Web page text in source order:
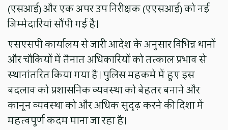
(एसआई) और एक अपर उप निरीक्षक (एएसआई) को नई
जिम्मेदारियां सौंपी गई हैं।
एसएसपी कार्यालय से जारी आदेश के अनुसार विभिन्न थानों
और चौकियों में तैनात अधिकारियों को तत्काल प्रभाव से
स्थानांतरित किया गया है। पुलिस महकमे में हुए इस
बदलाव को प्रशासनिक व्यवस्था को बेहतर बनाने और
कानून व्यवस्था को और अधिक सुदृढ़ करने की दिशा में
महत्वपूर्ण कदम माना जा रहा है।